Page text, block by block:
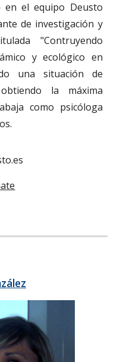
en el equipo Deusto
de investigación y
"Contruyendo
y ecológico en
una situación de
la máxima
como psicóloga